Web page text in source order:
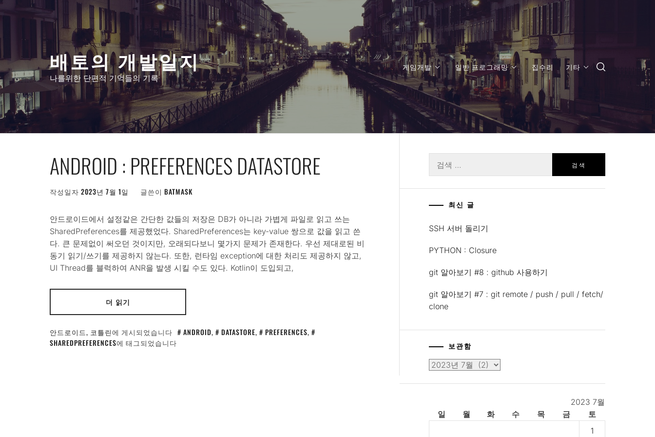
텐
뛰
기
배토의 개발일지
나를위한 단편적 기억들의 기록
게임개발 일반 프로그래밍 집수리 기타
ANDROID : PREFERENCES DATASTORE
작성일자 2023년 7월 1일 글쓴이 BATMASK
안드로이드에서 설정같은 간단한 값들의 저장은 DB가 아니라 가볍게 파일로 읽고 쓰는
SharedPreferences를 제공했었다. SharedPreferences는 key-value 쌍으로 값을 읽고 쓴
다. 큰 문제없이 써오던 것이지만, 오래되다보니 몇가지 문제가 존재한다. 우선 제대로된 비
동기 읽기/쓰기를 제공하지 않는다. 또한, 런타임 exception에 대한 처리도 제공하지 않고,
UI Thread를 블럭하여 ANR을 발생 시킬 수도 있다. Kotlin이 도입되고,
더 읽기
안드로이드, 코틀린에 게시되었습니다 ANDROID, DATASTORE, PREFERENCES,
SHAREDPREFERENCES에 태그되었습니다
색:
최신 글
SSH 서버 돌리기
PYTHON : Closure
git 알아보기 #8 : github 사용하기
git 알아보기 #7 : git remote / push / pull / fetch/
clone
보관함
보
2023 7월
일
월 화 수 목 금
토
1